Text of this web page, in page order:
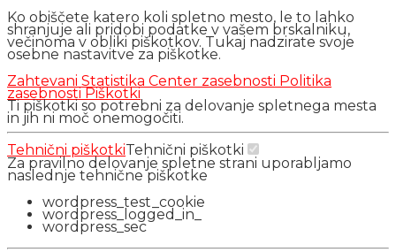
Ko obiščete katero koli spletno mesto, le to lahko
shranjuje ali pridobi podatke v vašem brskalniku,
večinoma v obliki piškotkov. Tukaj nadzirate svoje
osebne nastavitve za piškotke.
Zahtevani Statistika Center zasebnosti Politika
zasebnostiPiškotki
Ti piškotki so potrebni za delovanje spletnega mesta
in jih ni moč onemogočiti.
Tehnični piškotkiTehnični piškotki
Za pravilno delovanje spletne strani uporabljamo
naslednje tehnične piškotke
wordpress_test_cookie
wordpress_logged_in_
wordpress_sec